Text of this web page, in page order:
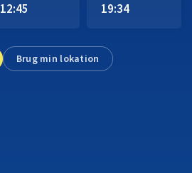
12:45 19:34
Brug min lokation